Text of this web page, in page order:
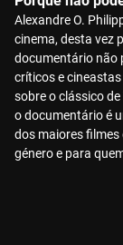
Alexandre O.
cinema, desta vez
documentário não
críticos e
sobre o clássico
o documentário é
dos maiores filmes
género e para